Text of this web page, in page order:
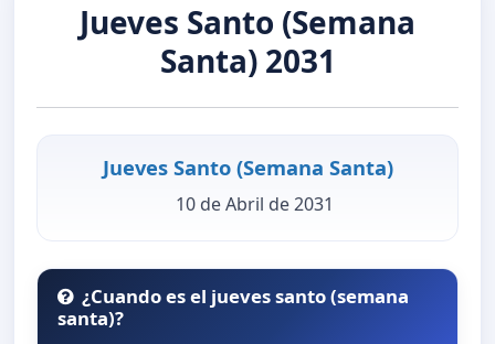
Jueves Santo (Semana
Santa) 2031
Jueves Santo (Semana Santa)
10 de Abril de 2031
¿Cuando es el jueves santo (semana
santa)?